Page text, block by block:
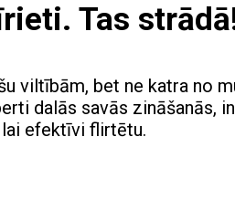
Tas
viltībām, bet ne katra no
dalās savās zināšanās,
efektīvi flirtētu.